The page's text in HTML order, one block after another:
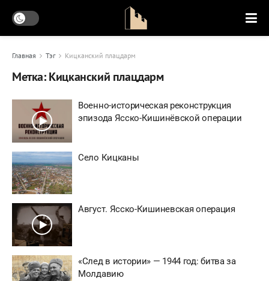
Главная Тэг Кицканский плацдарм
Метка:Кицканский плацдарм
Военно-историческая реконструкция
эпизода Ясско-Кишинёвской операции
Село Кицканы
Август. Ясско-Кишиневская операция
«След в истории» — 1944 год: битва за
Молдавию